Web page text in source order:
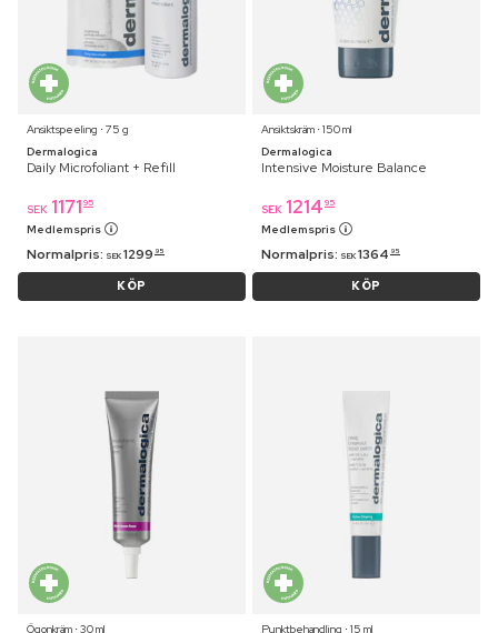
Ansiktspeeling ⋅ 75 g
Dermalogica
Daily Microfoliant + Refill
SEK 1171 95
Medlemspris
Normalpris: SEK 1299 95
KÖP
Ansiktskräm ⋅ 150 ml
Dermalogica
Intensive Moisture Balance
SEK 1214 95
Medlemspris
Normalpris: SEK 1364 95
KÖP
Ögonkräm ⋅ 30 ml
Punktbehandling ⋅ 15 ml